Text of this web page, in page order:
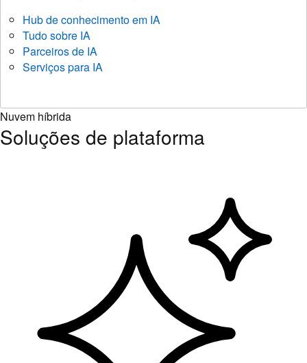
Hub de conhecimento em IA
Tudo sobre IA
Parceiros de IA
Serviços para IA
Nuvem híbrida
Soluções de plataforma